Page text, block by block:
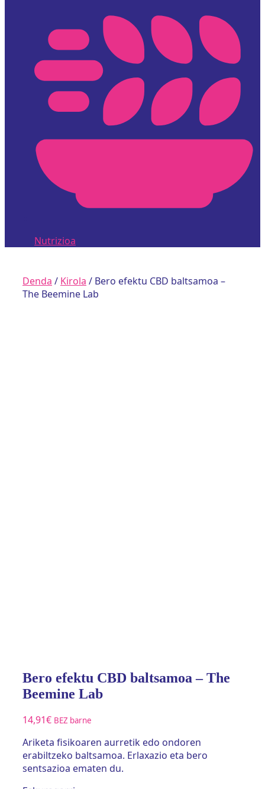
Nutrizioa
Denda / Kirola / Bero efektu CBD baltsamoa –
The Beemine Lab
Bero efektu CBD baltsamoa – The
Beemine Lab
14,91€ BEZ barne
Ariketa fisikoaren aurretik edo ondoren
erabiltzeko baltsamoa. Erlaxazio eta bero
sentsazioa ematen du.